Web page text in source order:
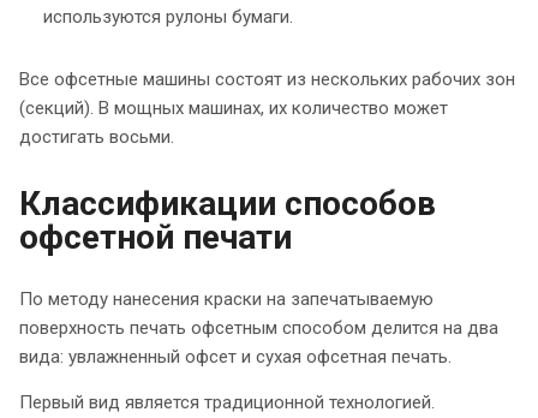
используются рулоны бумаги.
Все офсетные машины состоят из нескольких рабочих зон
(секций). В мощных машинах, их количество может
достигать восьми.
Классификации способов
офсетной печати
По методу нанесения краски на запечатываемую
поверхность печать офсетным способом делится на два
вида: увлажненный офсет и сухая офсетная печать.
Первый вид является традиционной технологией.